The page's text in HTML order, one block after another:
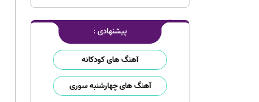
پیشنهادی :
آهنگ های کودکانه
آهنگ های چهارشنبه سوری